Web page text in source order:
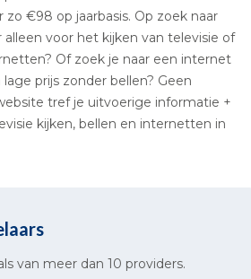
zo €98 op jaarbasis. Op zoek naar
alleen voor het kijken van televisie of
Of zoek je naar een internet
prijs zonder bellen? Geen
tref je uitvoerige informatie +
kijken, bellen en internetten in
van meer dan 10 providers.